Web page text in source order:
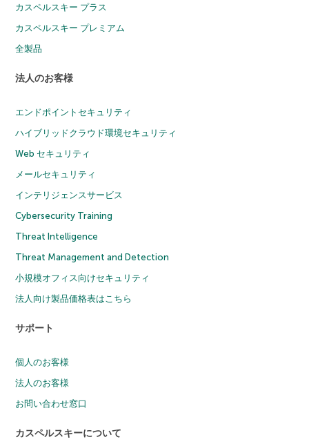
カスペルスキー プラス
カスペルスキー プレミアム
全製品
法人のお客様
エンドポイントセキュリティ
ハイブリッドクラウド環境セキュリティ
Web セキュリティ
メールセキュリティ
インテリジェンスサービス
Cybersecurity Training
Threat Intelligence
Threat Management and Detection
小規模オフィス向けセキュリティ
法人向け製品価格表はこちら
サポート
個人のお客様
法人のお客様
お問い合わせ窓口
カスペルスキーについて